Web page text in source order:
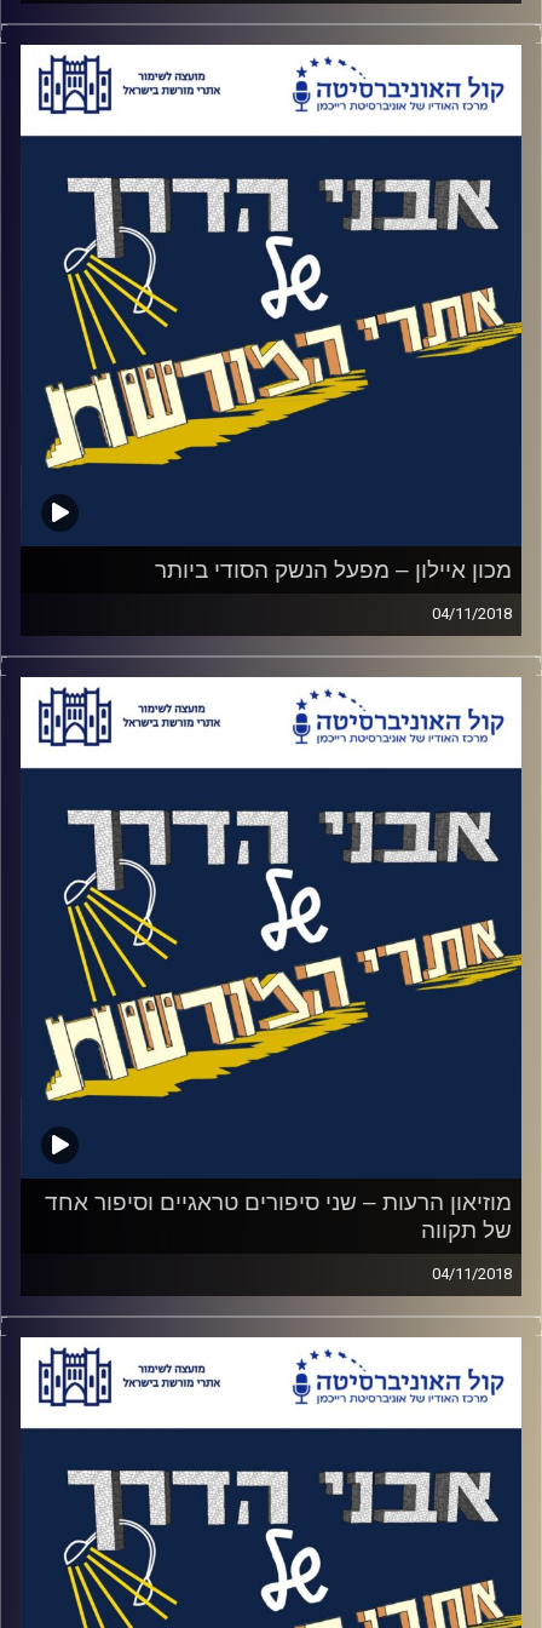
שיספר לנו על החשיבות הצבאית של המקום.
קרדיט תמונות:המועצה לשימור אתרים
חוזה המדינה נפטר מהתקף לב כשהוא היה רק
בן 44 ועדיין, על העיתונאי המאוד מכובד הזה
נכתבו 50 ביוגרפיות שמציגות אותו בדרכים
שונות. איזה אירוע קרה בצעירותו שגרם לו
שהיה אז, תלוש לחלוטין מהמציאות. האזינו
לאורי טולידאנו מראיין את שלומית סאטלר
קרדיט תמונות: המועצה לשימור אתרים
מכון איילון – מפעל הנשק הסודי ביותר
04/11/2018
אי אפשר לדבר על הניצחון הישראלי במלחמת
העצמאות מבלי לדבר על המפעל שסיפק 2.5
מיליון כדורים ללוחמים וללוחמות במהלך
הקרבות. כדי לארגן אופרציה שכזו בזמן
נדרשת יצירתיות יוצאת מגדר הרגיל. החומר
לייצור התרמילים נלקח מקופסאות שפתונים,
המכונות הגיעו ממפעל פולני שפשט את הרגל
וחיכו כמה שנים במחסן בלבנון. העובדים היו
נדרשים לשקר לבני משפחותיהם, להתחמק
מפגישות עימם ולהסוות את הדרך שלהם אל
המכון. הירידה הסודית למפעל מאתגרת יותר גם
מחדר הבריחה הקשה ביותר. האזינו לאורי
טולידאנו מראיין את רני אורן, מנהל מוזיאון מכון
קרדיט תמונות:
מוזיאון הרעות – שני סיפורים טראגיים וסיפור אחד
של תקווה
04/11/2018
ליד שמורת החולה, גבוה מעל הנוף. עומדת לה
בגאווה מצודת בטון ענקית. מצודת כ"ח. חודש
לפני עזיבת הבריטים את הארץ, הם השאירו
אותה לתושבי המקום הערבים. מכיוון שמצודת
ההגנה לתקוף אותה עוד באותו הלילה
התקיפה נכשלה ותקיפה נוספת נכשלה גם כן.
במהלך אותן תקיפות הפגינו החיילים אומץ יוצא
דופן ונדחקו למצבי קיצון טראגיים ולבחירות